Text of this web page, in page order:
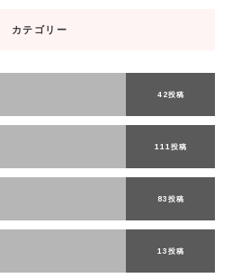
カテゴリー
42投稿
111投稿
83投稿
13投稿